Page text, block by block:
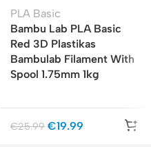
PLA Basic
Bambu Lab PLA Basic
Red 3D Plastikas
Bambulab Filament With
Spool 1.75mm 1kg
€25.99 €19.99